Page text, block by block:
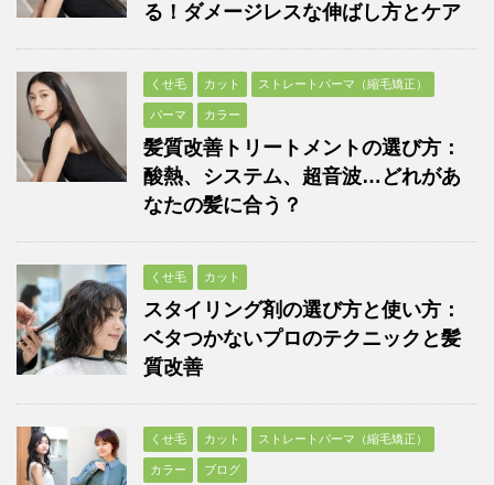
る！ダメージレスな伸ばし方とケア
くせ毛 カット ストレートパーマ（縮毛矯正）
パーマ カラー
髪質改善トリートメントの選び方：
酸熱、システム、超音波…どれがあ
なたの髪に合う？
くせ毛 カット
スタイリング剤の選び方と使い方：
ベタつかないプロのテクニックと髪
質改善
くせ毛 カット ストレートパーマ（縮毛矯正）
カラー ブログ